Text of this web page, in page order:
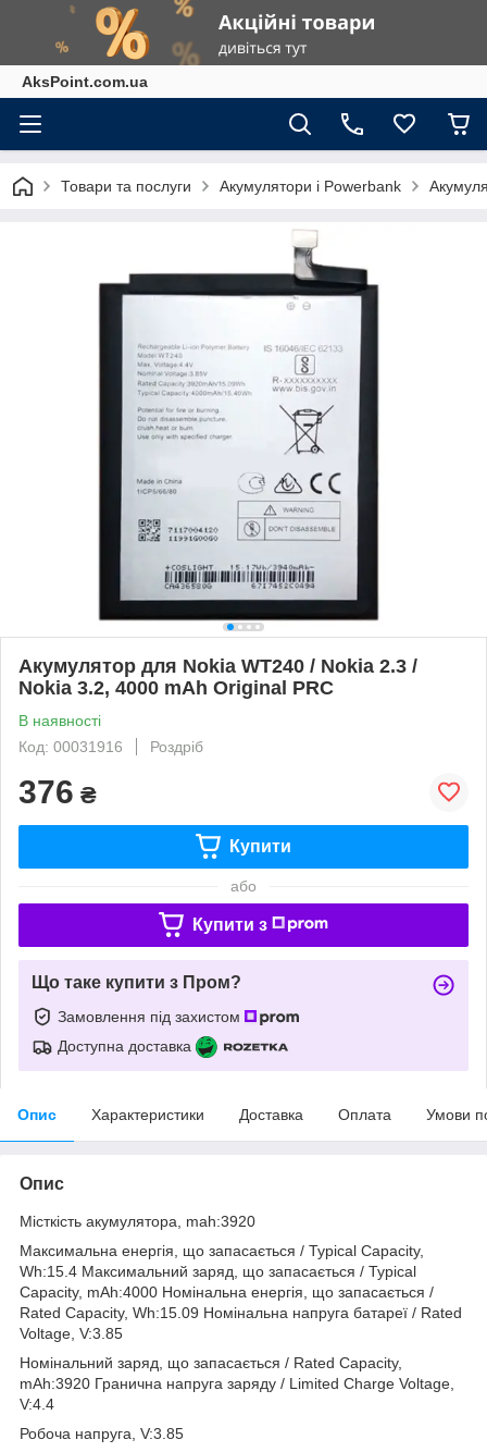
AksPoint.com.ua
Товари та послуги Акумулятори і Powerbank
Акумулятор для Nokia WT240 / Nokia 2.3 /
Nokia 3.2, 4000 mAh Original PRC
В наявності
Код: 00031916
Роздріб
376 ₴
Купити
або
Купити з
Що таке купити з Пром?
Замовлення під захистом
Доступна доставка
Опис Характеристики Доставка Оплата Умови
Опис
Місткість акумулятора, mah:3920
Максимальна енергія, що запасається / Typical Capacity,
Wh:15.4 Максимальний заряд, що запасається / Typical
Capacity, mAh:4000 Номінальна енергія, що запасається /
Rated Capacity, Wh:15.09 Номінальна напруга батареї / Rated
Voltage, V:3.85
Номінальний заряд, що запасається / Rated Capacity,
mAh:3920 Гранична напруга заряду / Limited Charge Voltage,
V:4.4
Робоча напруга, V:3.85